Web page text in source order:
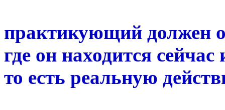
практикующий должен
где он находится
то есть реальную